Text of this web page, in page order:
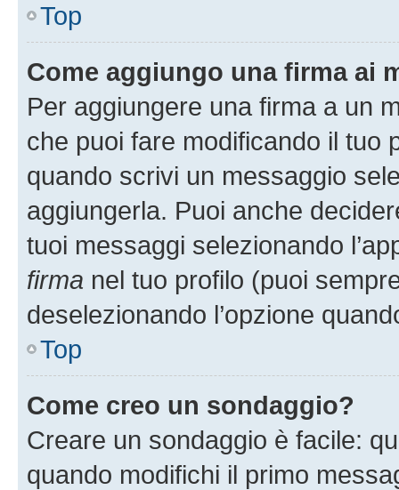
Top
Come aggiungo una firma ai
Per aggiungere una firma a un
che puoi fare modificando il tuo
quando scrivi un messaggio
aggiungerla. Puoi anche
tuoi messaggi selezionando
firma nel tuo profilo (puoi
deselezionando l’opzione
Top
Come creo un sondaggio?
Creare un sondaggio è facile:
quando modifichi il primo